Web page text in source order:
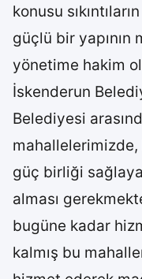
konusu
güçlü bir yapının
yönetime hakim
İskenderun
Belediyesi
güç birliği
alması
bugüne kadar
kalmış bu